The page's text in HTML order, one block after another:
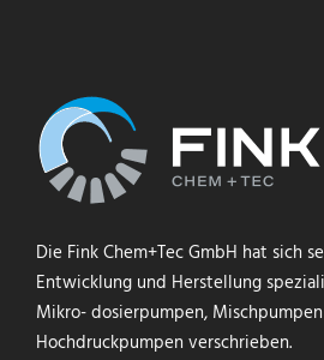
Die Fink Chem+Tec GmbH hat sich
Entwicklung und Herstellung
Mikro- dosierpumpen,
Hochdruckpumpen verschrieben.